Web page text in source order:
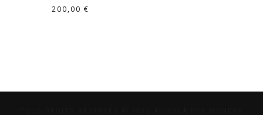
200,00 €